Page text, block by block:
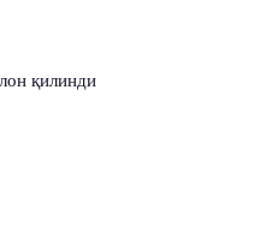
қилинди